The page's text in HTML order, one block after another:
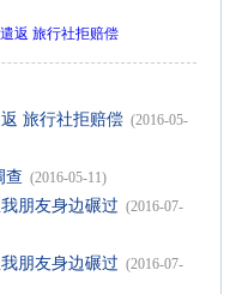
返 旅行社拒赔偿
旅行社拒赔偿 (2016-05-
查 (2016-05-11)
朋友身边碾过 (2016-07-
朋友身边碾过 (2016-07-